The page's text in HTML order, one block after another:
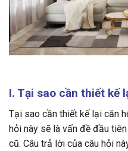
I. Tại sao cần thiết kế
Tại sao cần thiết kế lại căn
hỏi này sẽ là vấn đề đầu
cũ. Câu trả lời của câu hỏi